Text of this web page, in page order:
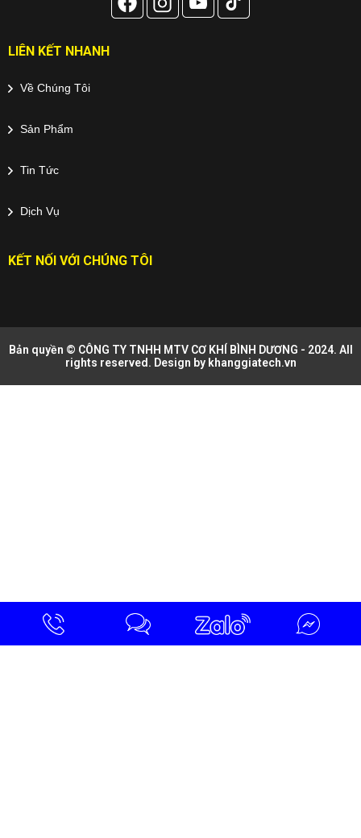
LIÊN KẾT NHANH
Về Chúng Tôi
Sản Phẩm
Tin Tức
Dịch Vụ
KẾT NỐI VỚI CHÚNG TÔI
Bản quyền © CÔNG TY TNHH MTV CƠ KHÍ BÌNH DƯƠNG - 2024. All
rights reserved. Design by khanggiatech.vn